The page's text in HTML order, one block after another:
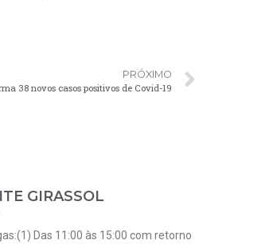
PRÓXIMO
38 novos casos positivos de Covid-19
GIRASSOL
Das 11:00 às 15:00 com retorno